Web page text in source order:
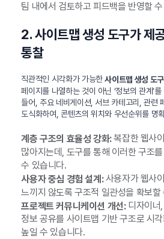
팀 내에서 검토하고 피드백을 반영할
2. 사이트맵 생성 도구가 제
통찰
직관적인 시각화가 가능한사이트맵 생성 도구
페이지를 나열하는 것이 아닌 ‘정보의 관계’
들어, 주요 네비게이션, 서브 카테고리, 관련
도식화하여, 콘텐츠의 위치와 우선순위를 명
계층 구조의 효율성 강화:복잡한 웹사
많아지는데, 도구를 통해 이러한 구조
수 있습니다.
사용자 중심 경험 설계:사용자가 웹사
느끼지 않도록 구조적 일관성을 확보할
프로젝트 커뮤니케이션 개선:디자이너,
정보 공유를 사이트맵 기반 구조로 시
높일 수 있습니다.